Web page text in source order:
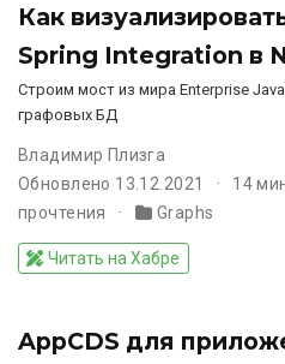
Как
Spring Integration в
Строим мост из мира Enterprise
графовых БД
Владимир Плизга
Обновлено 13.12.2021
14
прочтения
Graphs
Читать на Хабре
AppCDS для